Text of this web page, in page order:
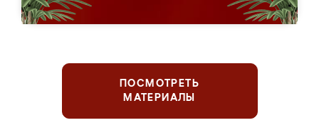
ПОСМОТРЕТЬ
МАТЕРИАЛЫ